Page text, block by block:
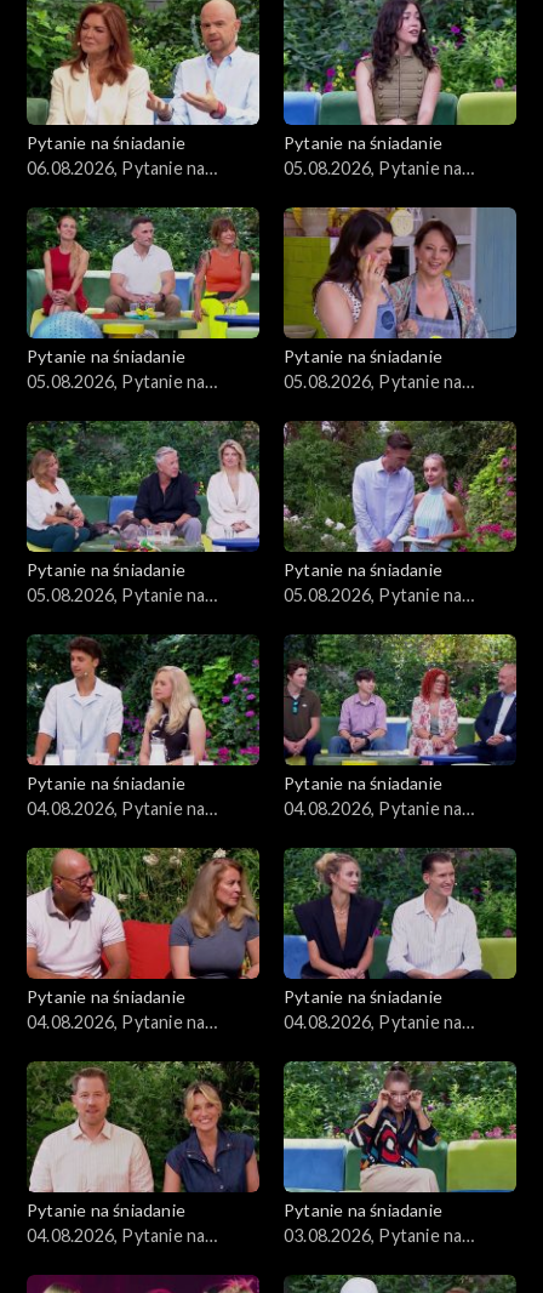
Uroda
Moda
Materiały
Odcinki
Pytanie na śniadanie
06.08.2026, Pytanie na
Pytanie na śniadanie
05.08.2026, Pytanie na
Pytanie na śniadanie
05.08.2026, Pytanie na
Pytanie na śniadanie
05.08.2026, Pytanie na
Pytanie na śniadanie
05.08.2026, Pytanie na
Pytanie na śniadanie
05.08.2026, Pytanie na
Pytanie na śniadanie
04.08.2026, Pytanie na
Pytanie na śniadanie
04.08.2026, Pytanie na
Pytanie na śniadanie
04.08.2026, Pytanie na
Pytanie na śniadanie
04.08.2026, Pytanie na
Pytanie na śniadanie
04.08.2026, Pytanie na
Pytanie na śniadanie
03.08.2026, Pytanie na